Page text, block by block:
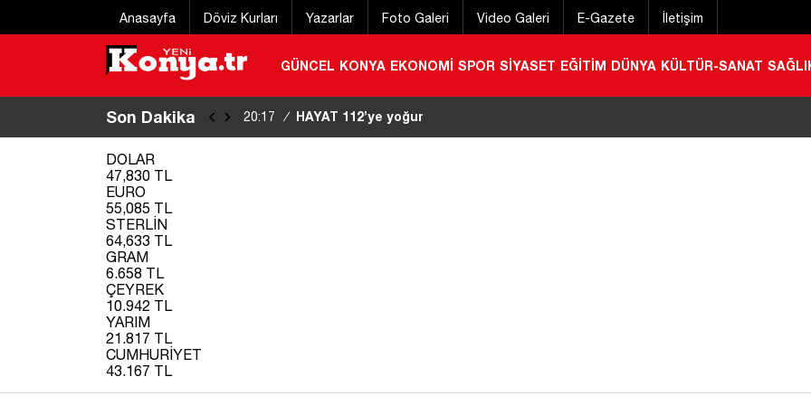
Anasayfa Döviz Kurları Yazarlar Foto Galeri Video Galeri E-Gazete İletişim
GÜNCEL KONYA EKONOMİ SPOR SİYASET EĞİTİM DÜNYA KÜLTÜR-SANAT
Son Dakika 20:17 / HAYAT 112’ye yoğun ilgi! 800 bin indirmeyi aştı
DOLAR
47,830 TL
EURO
55,085 TL
STERLİN
64,633 TL
GRAM
6.658 TL
ÇEYREK
10.942 TL
YARIM
21.817 TL
CUMHURİYET
43.167 TL